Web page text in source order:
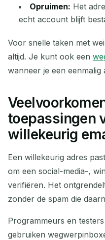
Opruimen: Het
echt account blijft
Voor snelle taken met
altijd. Je kunt ook een
wanneer je een eenmalig
toepassingen
willekeurig
Een willekeurig adres
om een social-media-,
verifiëren. Het
zonder de spam die
Programmeurs en
gebruiken